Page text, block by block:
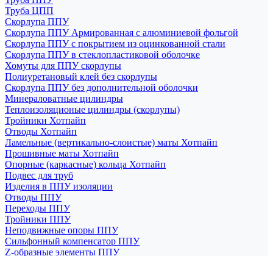
Труба ЦПП
Скорлупа ППУ
Скорлупа ППУ Армированная с алюминиевой фольгой
Скорлупа ППУ с покрытием из оцинкованной стали
Скорлупа ППУ в стеклопластиковой оболочке
Хомуты для ППУ скорлупы
Полиуретановый клей без скорлупы
Скорлупа ППУ без дополнительной оболочки
Минераловатные цилиндры
Теплоизоляционые цилиндры (скорлупы)
Тройники Хотпайп
Отводы Хотпайп
Ламельные (вертикально-слоистые) маты Хотпайп
Прошивные маты Хотпайп
Опорные (каркасные) кольца Хотпайп
Подвес для труб
Изделия в ППУ изоляции
Отводы ППУ
Переходы ППУ
Тройники ППУ
Неподвижные опоры ППУ
Cильфонный компенсатор ППУ
Z-образные элементы ППУ